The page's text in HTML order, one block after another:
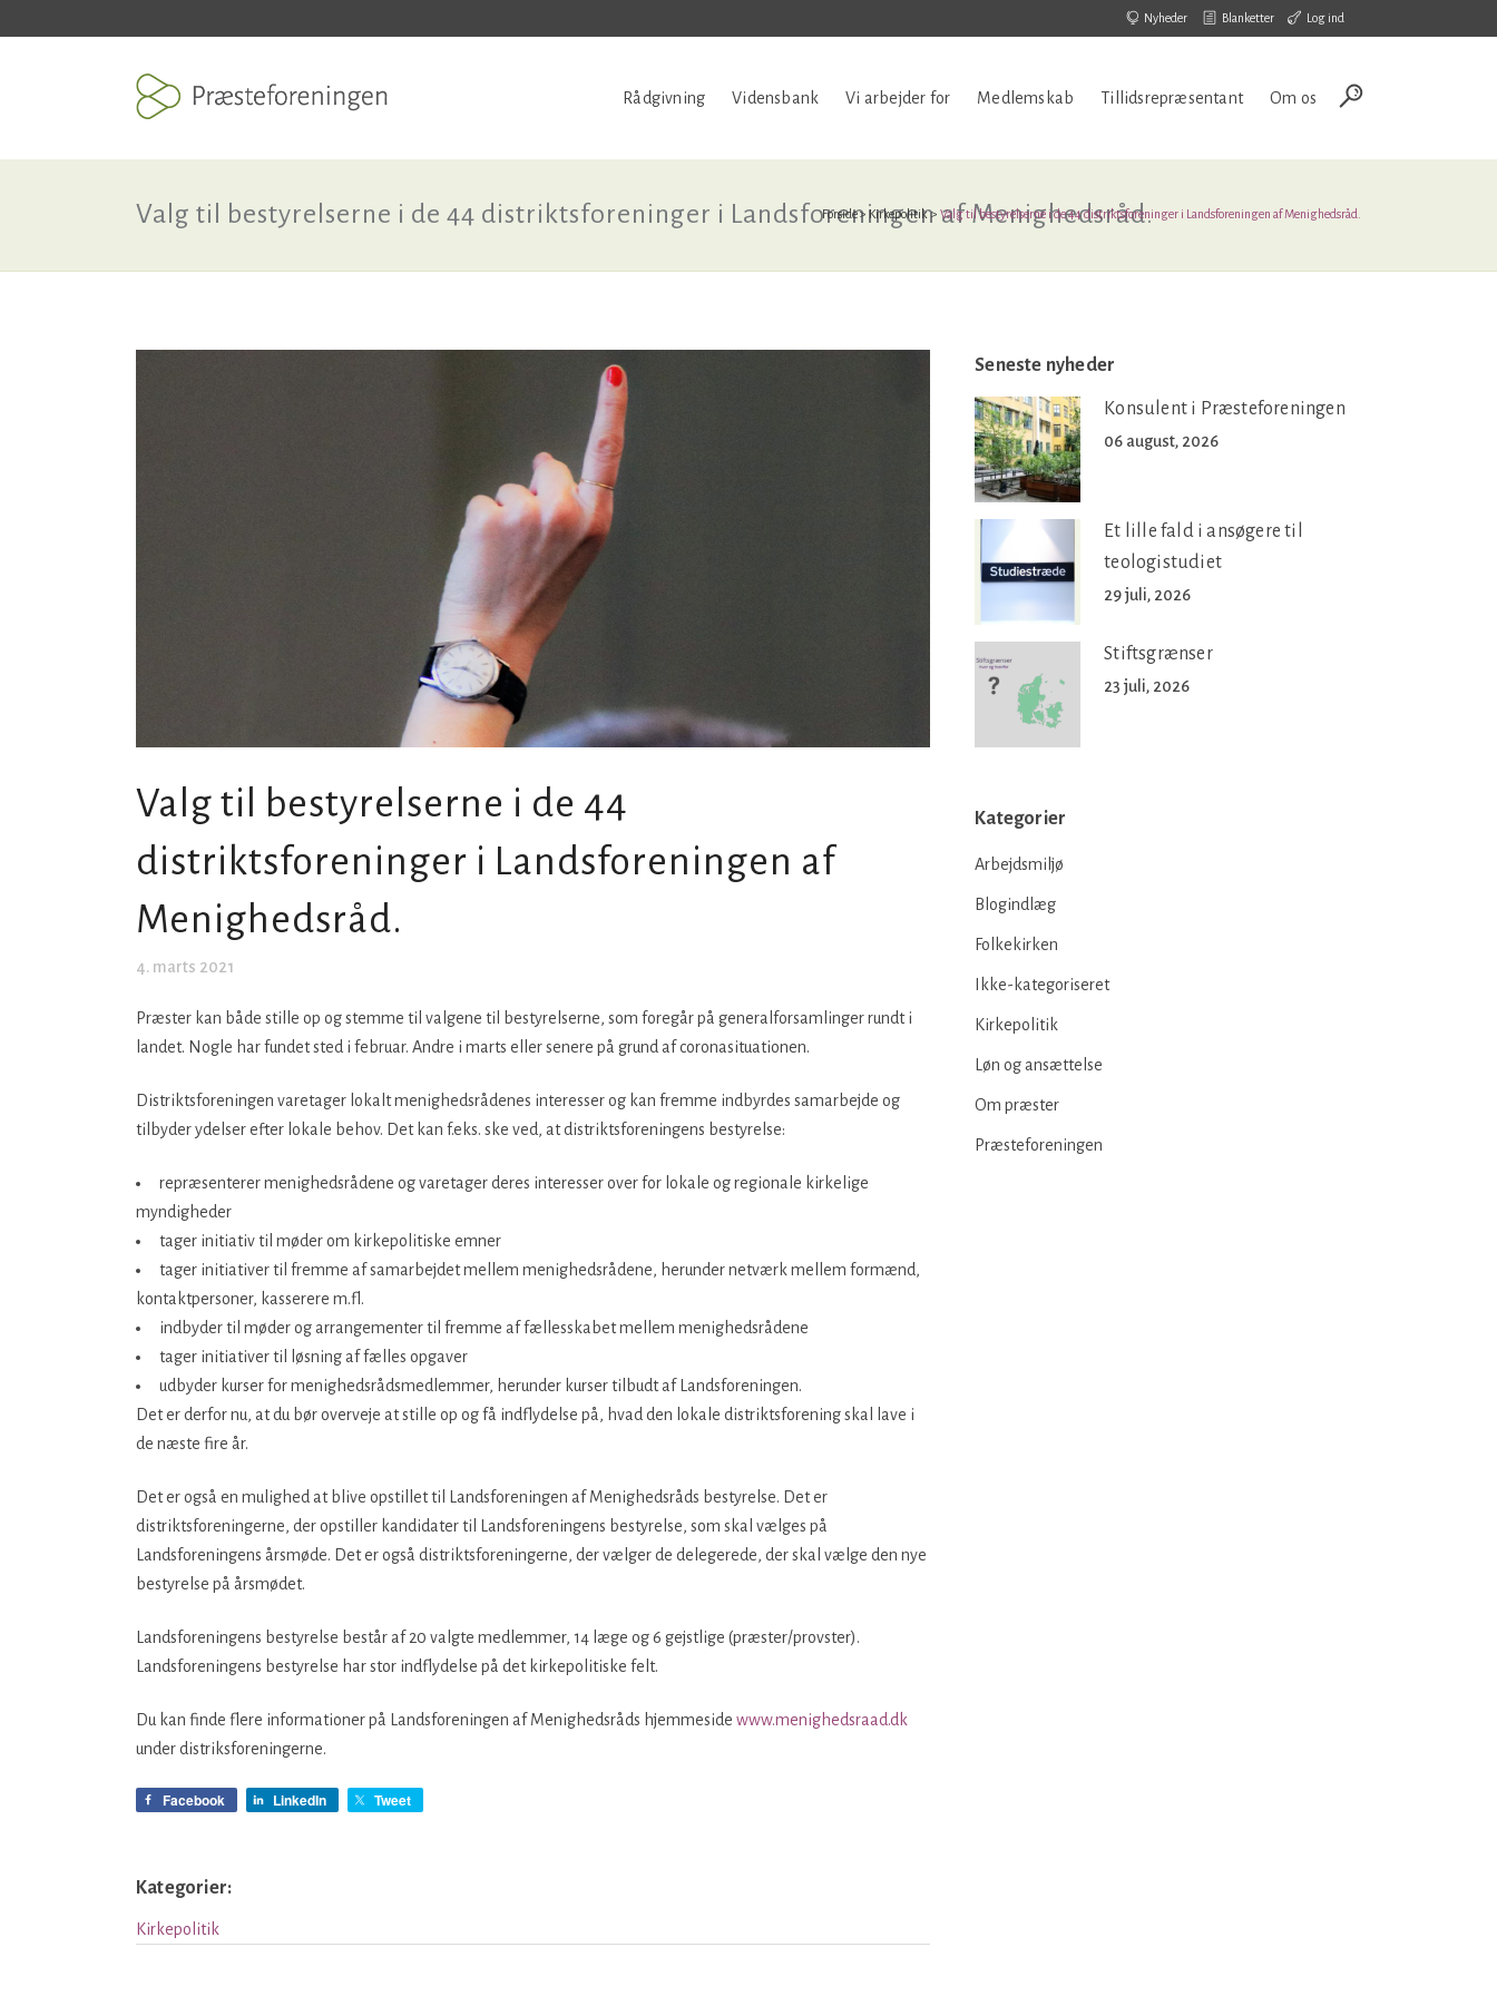
Nyheder Blanketter Log ind
Rådgivning Vidensbank Vi arbejder for Medlemskab Tillidsrepræsentant Om os
Valg til bestyrelserne i de 44 distriktsforeninger i Landsforeningen af Menighedsråd.
Forside> Kirkepolitik> Valg til bestyrelserne i de 44 distriktsforeninger i Landsforeningen af Menighedsråd.
Valg til bestyrelserne i de 44
distriktsforeninger i Landsforeningen af
Menighedsråd.
4. marts 2021
Præster kan både stille op og stemme til valgene til bestyrelserne, som foregår på generalforsamlinger rundt i
landet. Nogle har fundet sted i februar. Andre i marts eller senere på grund af coronasituationen.
Distriktsforeningen varetager lokalt menighedsrådenes interesser og kan fremme indbyrdes samarbejde og
tilbyder ydelser efter lokale behov. Det kan f.eks. ske ved, at distriktsforeningens bestyrelse:
repræsenterer menighedsrådene og varetager deres interesser over for lokale og regionale kirkelige
myndigheder
tager initiativ til møder om kirkepolitiske emner
tager initiativer til fremme af samarbejdet mellem menighedsrådene, herunder netværk mellem formænd,
kontaktpersoner, kasserere m.fl.
indbyder til møder og arrangementer til fremme af fællesskabet mellem menighedsrådene
tager initiativer til løsning af fælles opgaver
udbyder kurser for menighedsrådsmedlemmer, herunder kurser tilbudt af Landsforeningen.
Det er derfor nu, at du bør overveje at stille op og få indflydelse på, hvad den lokale distriktsforening skal lave i
de næste fire år.
Det er også en mulighed at blive opstillet til Landsforeningen af Menighedsråds bestyrelse. Det er
distriktsforeningerne, der opstiller kandidater til Landsforeningens bestyrelse, som skal vælges på
Landsforeningens årsmøde. Det er også distriktsforeningerne, der vælger de delegerede, der skal vælge den nye
bestyrelse på årsmødet.
Landsforeningens bestyrelse består af 20 valgte medlemmer, 14 læge og 6 gejstlige (præster/provster).
Landsforeningens bestyrelse har stor indflydelse på det kirkepolitiske felt.
Du kan finde flere informationer på Landsforeningen af Menighedsråds hjemmeside www.menighedsraad.dk
under distriksforeningerne.
Facebook LinkedIn Tweet
Kategorier:
Kirkepolitik
Seneste nyheder
Konsulent i Præsteforeningen
06 august, 2026
Et lille fald i ansøgere til
teologistudiet
29 juli, 2026
Stiftsgrænser
23 juli, 2026
Kategorier
Arbejdsmiljø
Blogindlæg
Folkekirken
Ikke-kategoriseret
Kirkepolitik
Løn og ansættelse
Om præster
Præsteforeningen